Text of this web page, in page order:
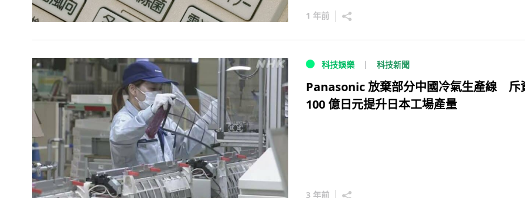
1 年前
科技娛樂 科技新聞
Panasonic 放棄部分中國冷氣生產線 斥
100 億日元提升日本工場產量
3 年前